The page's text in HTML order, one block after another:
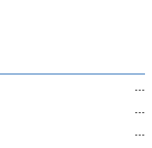
---
---
---